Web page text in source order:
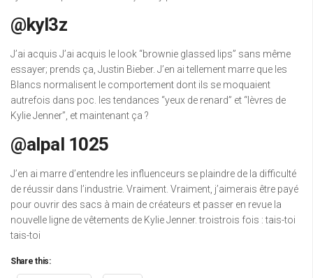
@kyl3z
J’ai acquis J’ai acquis le look “brownie glassed lips” sans même
essayer; prends ça, Justin Bieber. J’en ai tellement marre que les
Blancs normalisent le comportement dont ils se moquaient
autrefois dans poc. les tendances “yeux de renard” et “lèvres de
Kylie Jenner”, et maintenant ça ?
@alpal 1025
J’en ai marre d’entendre les influenceurs se plaindre de la difficulté
de réussir dans l’industrie. Vraiment. Vraiment, j’aimerais être payé
pour ouvrir des sacs à main de créateurs et passer en revue la
nouvelle ligne de vêtements de Kylie Jenner. troistrois fois : tais-toi
tais-toi
Share this: